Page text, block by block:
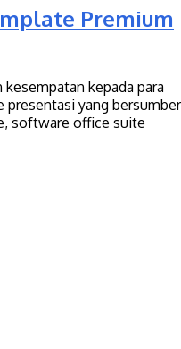
Premium
kepada para
yang bersumber
software office suite